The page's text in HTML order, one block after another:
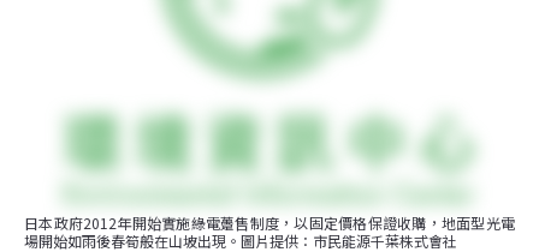
日本政府2012年開始實施綠電躉售制度，以固定價格保證收購，地面型光電
場開始如雨後春筍般在山坡出現。圖片提供：市民能源千葉株式會社